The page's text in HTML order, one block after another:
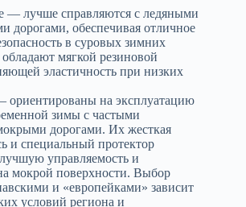
— лучше справляются с ледяными
дорогами, обеспечивая отличное
в суровых зимних
мягкой резиновой
эластичность при низких
ориентированы на эксплуатацию
зимы с частыми
дорогами. Их жесткая
и специальный протектор
управляемость и
мокрой поверхности. Выбор
и «европейками» зависит
условий региона и